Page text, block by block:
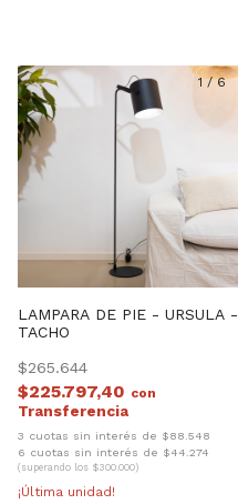
1/6
LAMPARA DE PIE - URSULA -
TACHO
$265.644
$225.797,40 con
3 cuotas sin interés de $88.548
6 cuotas sin interés de $44.274
(superando los $300.000)
¡Última unidad!